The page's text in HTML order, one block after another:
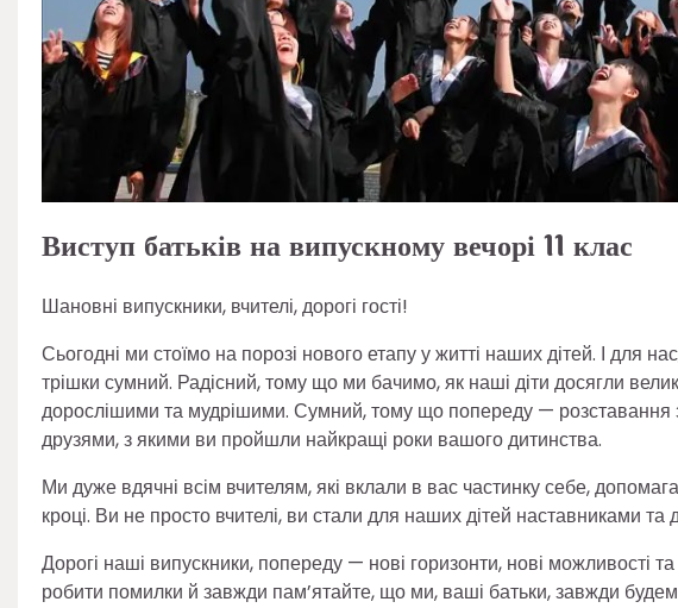
Виступ батьків на випускному вечорі 11 клас
Шановні випускники, вчителі, дорогі гості!
Сьогодні ми стоїмо на порозі нового етапу у житті наших дітей. І для
трішки сумний. Радісний, тому що ми бачимо, як наші діти досягли
дорослішими та мудрішими. Сумний, тому що попереду — розставання
друзями, з якими ви пройшли найкращі роки вашого дитинства.
Ми дуже вдячні всім вчителям, які вклали в вас частинку себе,
кроці. Ви не просто вчителі, ви стали для наших дітей наставниками та
Дорогі наші випускники, попереду — нові горизонти, нові можливості
робити помилки й завжди пам’ятайте, що ми, ваші батьки, завжди